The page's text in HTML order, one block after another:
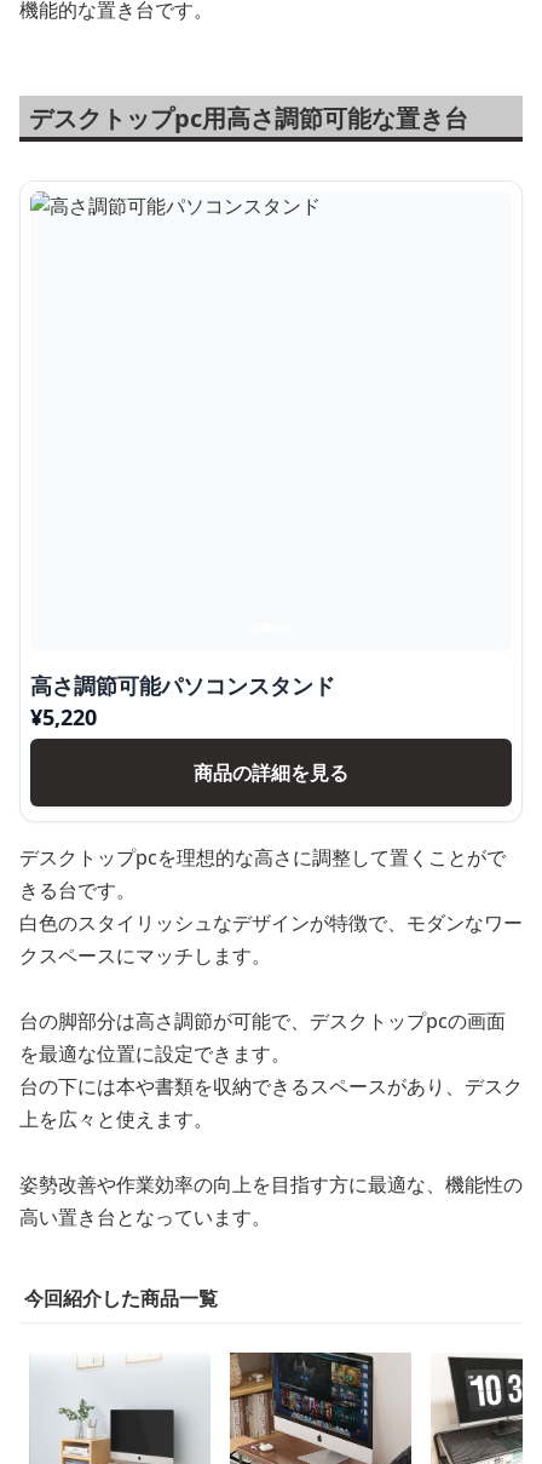
機能的な置き台です。
デスクトップpc用高さ調節可能な置き台
高さ調節可能パソコンスタンド
¥5,220
商品の詳細を見る
デスクトップpcを理想的な高さに調整して置くことがで
きる台です。
白色のスタイリッシュなデザインが特徴で、モダンなワー
クスペースにマッチします。
台の脚部分は高さ調節が可能で、デスクトップpcの画面
を最適な位置に設定できます。
台の下には本や書類を収納できるスペースがあり、デスク
上を広々と使えます。
姿勢改善や作業効率の向上を目指す方に最適な、機能性の
高い置き台となっています。
今回紹介した商品一覧